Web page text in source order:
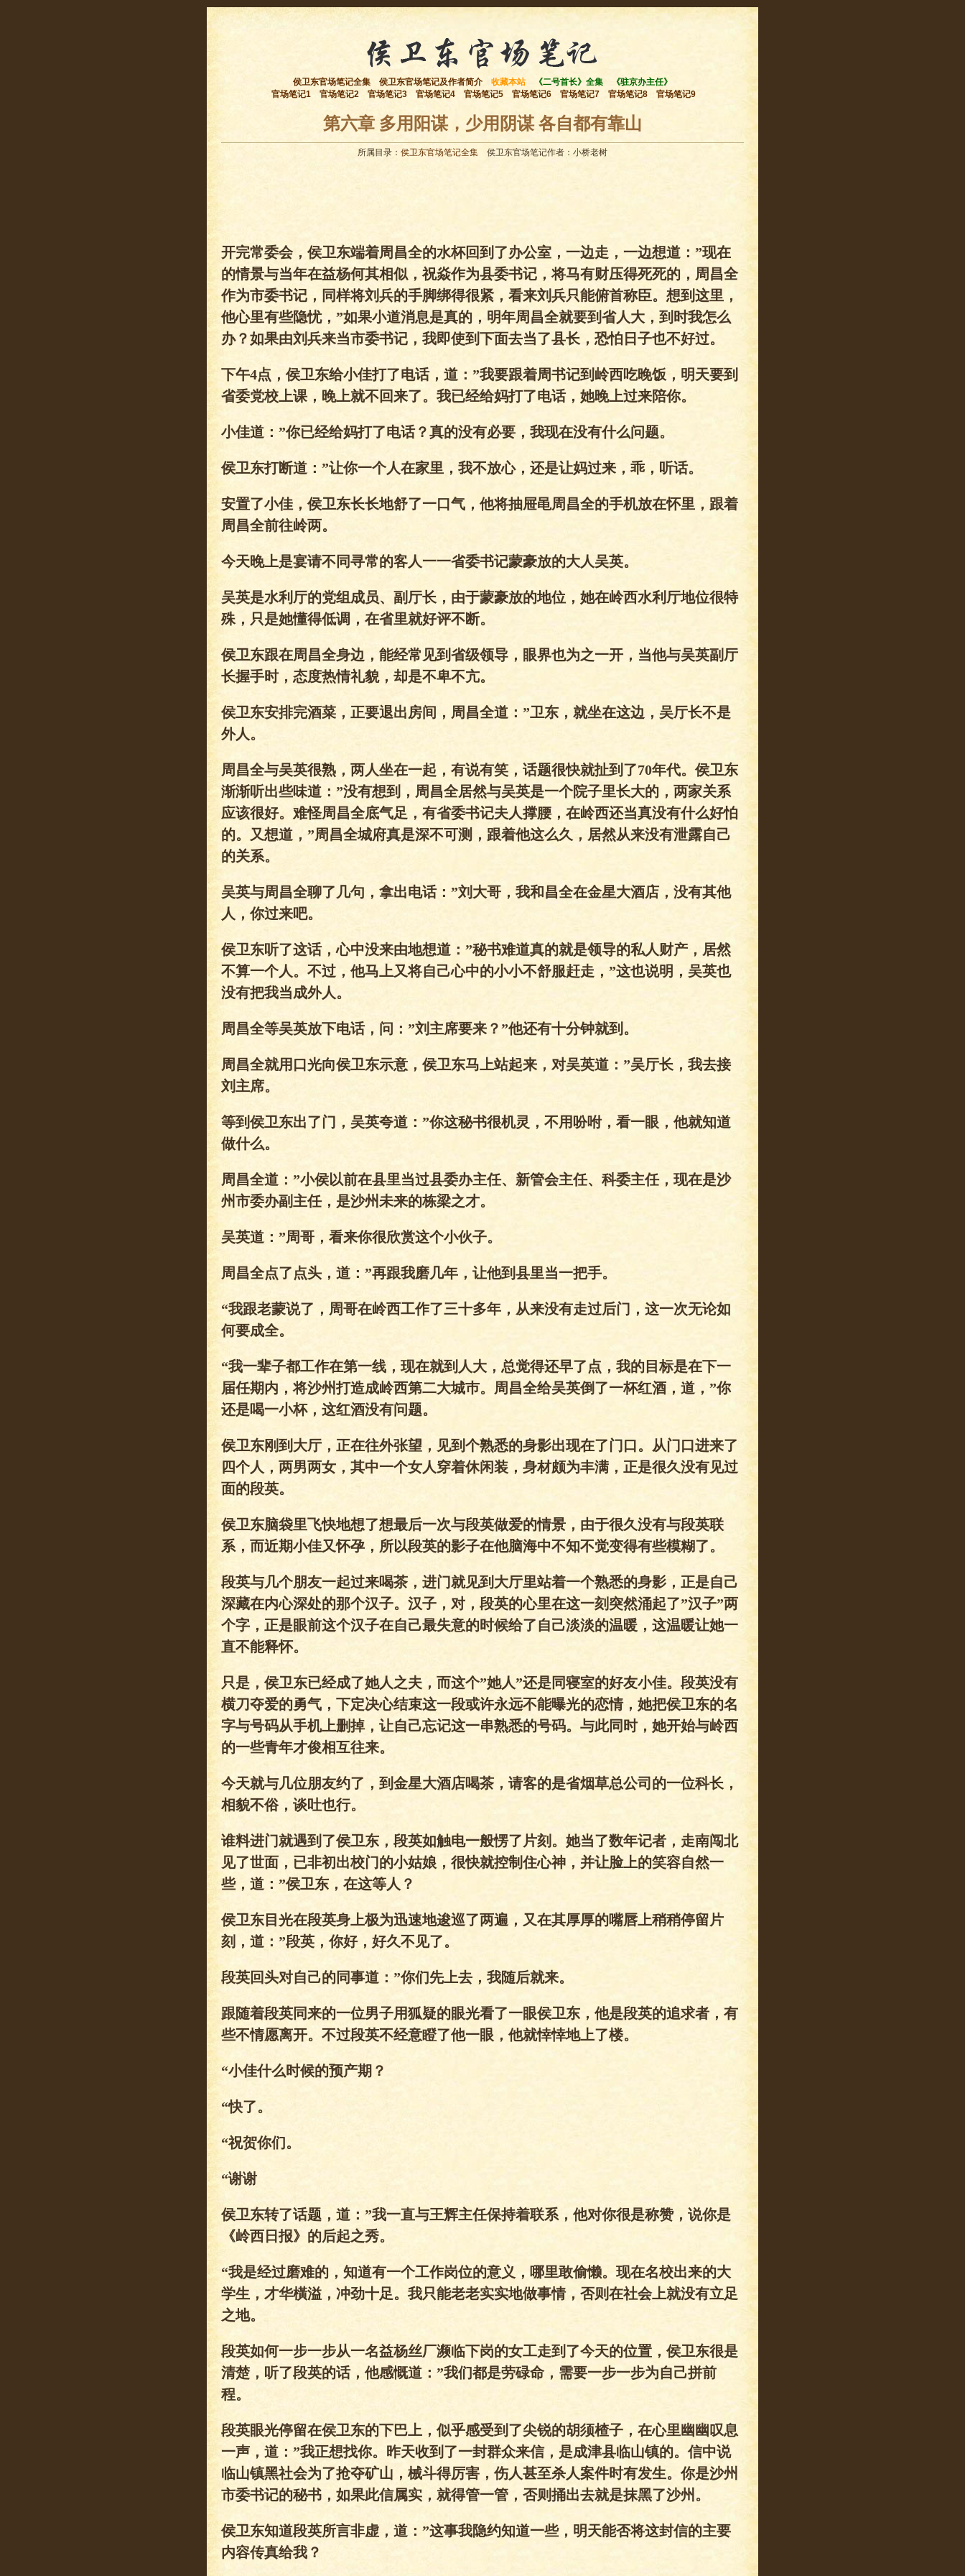
侯卫东官场笔记全集 侯卫东官场笔记及作者简介 收藏本站 《二号首长》全集
《驻京办主任》
官场笔记1
官场笔记2 官场笔记3 官场笔记4 官场笔记5 官场笔记6 官场笔记7 官场笔记8 官场笔记9
第六章 多用阳谋，少用阴谋 各自都有靠山
所属目录： 侯卫东官场笔记全集 侯卫东官场笔记作者：小桥老树
开完常委会，侯卫东端着周昌全的水杯回到了办公室，一边走，一边想道：”现在
的情景与当年在益杨何其相似，祝焱作为县委书记，将马有财压得死死的，周昌全
作为市委书记，同样将刘兵的手脚绑得很紧，看来刘兵只能俯首称臣。想到这里，
他心里有些隐忧，”如果小道消息是真的，明年周昌全就要到省人大，到时我怎么
办？如果由刘兵来当市委书记，我即使到下面去当了县长，恐怕日子也不好过。
下午4点，侯卫东给小佳打了电话，道：”我要跟着周书记到岭西吃晚饭，明天要到
省委党校上课，晚上就不回来了。我已经给妈打了电话，她晚上过来陪你。
小佳道：”你已经给妈打了电话？真的没有必要，我现在没有什么问题。
侯卫东打断道：”让你一个人在家里，我不放心，还是让妈过来，乖，听话。
安置了小佳，侯卫东长长地舒了一口气，他将抽屉黾周昌全的手机放在怀里，跟着
周昌全前往岭两。
今天晚上是宴请不同寻常的客人一一省委书记蒙豪放的大人吴英。
吴英是水利厅的党组成员、副厅长，由于蒙豪放的地位，她在岭西水利厅地位很特
殊，只是她懂得低调，在省里就好评不断。
侯卫东跟在周昌全身边，能经常见到省级领导，眼界也为之一开，当他与吴英副厅
长握手时，态度热情礼貌，却是不卑不亢。
侯卫东安排完酒菜，正要退出房间，周昌全道：”卫东，就坐在这边，吴厅长不是
外人。
周昌全与吴英很熟，两人坐在一起，有说有笑，话题很快就扯到了70年代。侯卫东
渐渐听出些味道：”没有想到，周昌全居然与吴英是一个院子里长大的，两家关系
应该很好。难怪周昌全底气足，有省委书记夫人撑腰，在岭西还当真没有什么好怕
的。又想道，”周昌全城府真是深不可测，跟着他这么久，居然从来没有泄露自己
的关系。
吴英与周昌全聊了几句，拿出电话：”刘大哥，我和昌全在金星大酒店，没有其他
人，你过来吧。
侯卫东听了这话，心中没来由地想道：”秘书难道真的就是领导的私人财产，居然
不算一个人。不过，他马上又将自己心中的小小不舒服赶走，”这也说明，吴英也
没有把我当成外人。
周昌全等吴英放下电话，问：”刘主席要来？”他还有十分钟就到。
周昌全就用口光向侯卫东示意，侯卫东马上站起来，对吴英道：”吴厅长，我去接
刘主席。
等到侯卫东出了门，吴英夸道：”你这秘书很机灵，不用吩咐，看一眼，他就知道
做什么。
周昌全道：”小侯以前在县里当过县委办主任、新管会主任、科委主任，现在是沙
州市委办副主任，是沙州未来的栋梁之才。
吴英道：”周哥，看来你很欣赏这个小伙子。
周昌全点了点头，道：”再跟我磨几年，让他到县里当一把手。
“我跟老蒙说了，周哥在岭西工作了三十多年，从来没有走过后门，这一次无论如
何要成全。
“我一辈子都工作在第一线，现在就到人大，总觉得还早了点，我的目标是在下一
届任期内，将沙州打造成岭西第二大城巿。周昌全给吴英倒了一杯红酒，道，”你
还是喝一小杯，这红酒没有问题。
侯卫东刚到大厅，正在往外张望，见到个熟悉的身影出现在了门口。从门口进来了
四个人，两男两女，其中一个女人穿着休闲装，身材颇为丰满，正是很久没有见过
面的段英。
侯卫东脑袋里飞快地想了想最后一次与段英做爱的情景，由于很久没有与段英联
系，而近期小佳又怀孕，所以段英的影子在他脑海中不知不觉变得有些模糊了。
段英与几个朋友一起过来喝茶，进门就见到大厅里站着一个熟悉的身影，正是自己
深藏在内心深处的那个汉子。汉子，对，段英的心里在这一刻突然涌起了”汉子”两
个字，正是眼前这个汉子在自己最失意的时候给了自己淡淡的温暖，这温暖让她一
直不能释怀。
只是，侯卫东已经成了她人之夫，而这个”她人”还是同寝室的好友小佳。段英没有
横刀夺爱的勇气，下定决心结束这一段或许永远不能曝光的恋情，她把侯卫东的名
字与号码从手机上删掉，让自己忘记这一串熟悉的号码。与此同时，她开始与岭西
的一些青年才俊相互往来。
今天就与几位朋友约了，到金星大酒店喝茶，请客的是省烟草总公司的一位科长，
相貌不俗，谈吐也行。
谁料进门就遇到了侯卫东，段英如触电一般愣了片刻。她当了数年记者，走南闯北
见了世面，已非初出校门的小姑娘，很快就控制住心神，并让脸上的笑容自然一
些，道：”侯卫东，在这等人？
侯卫东目光在段英身上极为迅速地逡巡了两遍，又在其厚厚的嘴唇上稍稍停留片
刻，道：”段英，你好，好久不见了。
段英回头对自己的同事道：”你们先上去，我随后就来。
跟随着段英同来的一位男子用狐疑的眼光看了一眼侯卫东，他是段英的追求者，有
些不情愿离开。不过段英不经意瞪了他一眼，他就悻悻地上了楼。
“小佳什么时候的预产期？
“快了。
“祝贺你们。
“谢谢
侯卫东转了话题，道：”我一直与王辉主任保持着联系，他对你很是称赞，说你是
《岭西日报》的后起之秀。
“我是经过磨难的，知道有一个工作岗位的意义，哪里敢偷懒。现在名校出来的大
学生，才华橫溢，冲劲十足。我只能老老实实地做事情，否则在社会上就没有立足
之地。
段英如何一步一步从一名益杨丝厂濒临下岗的女工走到了今天的位置，侯卫东很是
清楚，听了段英的话，他感慨道：”我们都是劳碌命，需要一步一步为自己拼前
程。
段英眼光停留在侯卫东的下巴上，似乎感受到了尖锐的胡须楂子，在心里幽幽叹息
一声，道：”我正想找你。昨天收到了一封群众来信，是成津县临山镇的。信中说
临山镇黑社会为了抢夺矿山，械斗得厉害，伤人甚至杀人案件时有发生。你是沙州
市委书记的秘书，如果此信属实，就得管一管，否则捅出去就是抹黑了沙州。
侯卫东知道段英所言非虚，道：”这事我隐约知道一些，明天能否将这封信的主要
内容传真给我？